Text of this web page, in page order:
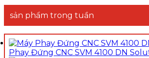
sản phẩm trong tuần
Phay Đứng CNC SVM 4100 DN